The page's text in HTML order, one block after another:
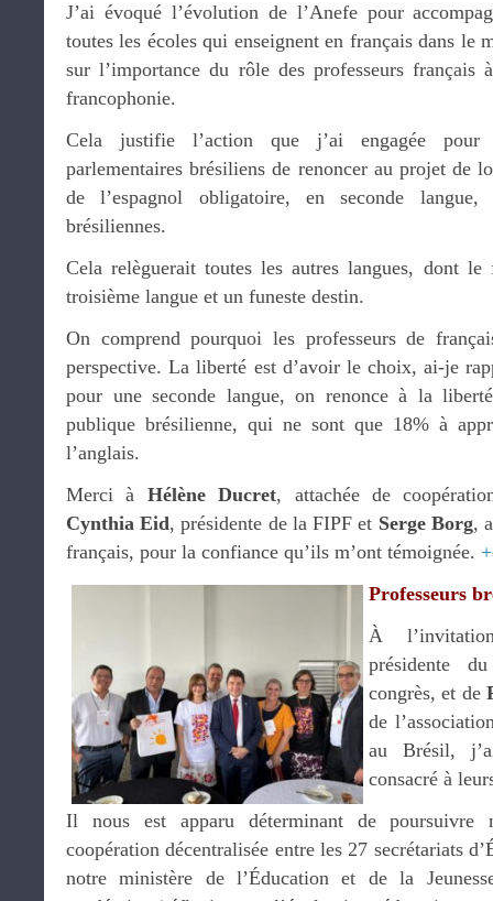
J’ai évoqué l’évolution de l’Anefe pour
toutes les écoles qui enseignent en français dans le
sur l’importance du rôle des professeurs français
francophonie.
Cela justifie l’action que j’ai engagée pour
parlementaires brésiliens de renoncer au projet de
de l’espagnol obligatoire, en seconde
brésiliennes.
Cela relèguerait toutes les autres langues, dont le
troisième langue et un funeste destin.
On comprend pourquoi les professeurs de
perspective. La liberté est d’avoir le choix, ai-je
pour une seconde langue, on renonce à la
publique brésilienne, qui ne sont que 18% à
l’anglais.
Merci à Hélène Ducret, attachée de
Cynthia Eid, présidente de la FIPF et Serge Borg,
français, pour la confiance qu’ils m’ont témoignée.
Professeurs
À
présidente
congrès, et de
de
au Brésil,
consacré à
Il nous est apparu déterminant de poursuivre
coopération décentralisée entre les 27 secrétariats
notre ministère de l’Éducation et de la